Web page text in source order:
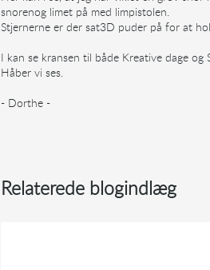
snorenog limet på med limpistolen.
Stjernerne er der sat3D puder på for at
I kan se kransen til både Kreative dage og
Håber vi ses.
- Dorthe -
Relaterede blogindlæg